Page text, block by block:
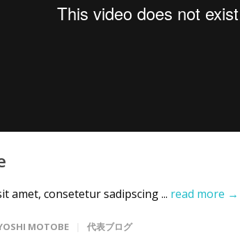
amet, consetetur sadipscing ... read more →
MOTOBE 代表ブログ